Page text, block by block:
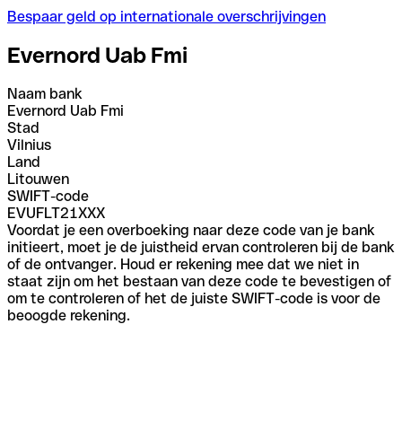
Bespaar geld op internationale overschrijvingen
Evernord Uab Fmi
Naam bank
Evernord Uab Fmi
Stad
Vilnius
Land
Litouwen
SWIFT-code
EVUFLT21XXX
Voordat je een overboeking naar deze code van je bank
initieert, moet je de juistheid ervan controleren bij de bank
of de ontvanger. Houd er rekening mee dat we niet in
staat zijn om het bestaan van deze code te bevestigen of
om te controleren of het de juiste SWIFT-code is voor de
beoogde rekening.